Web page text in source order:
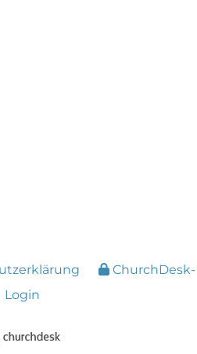
ChurchDesk-
Login